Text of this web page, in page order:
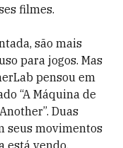
filmes.
são mais
para jogos. Mas
pensou em
“A Máquina de
Duas
seus movimentos
está vendo.